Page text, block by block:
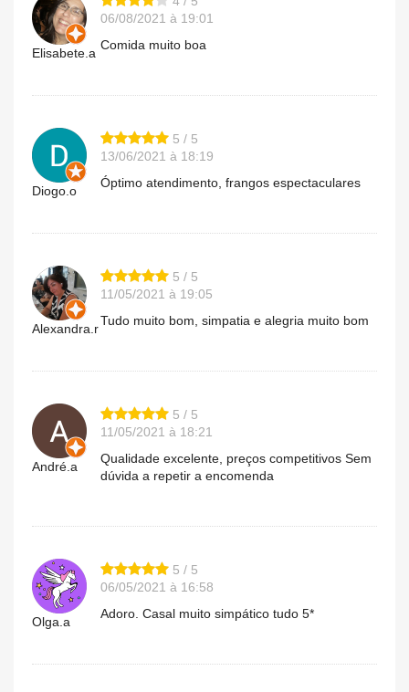
Elisabete.a
06/08/2021 à 19:01
Comida muito boa
Diogo.o
5 / 5
13/06/2021 à 18:19
Óptimo atendimento, frangos espectaculares
Alexandra.r
5 / 5
11/05/2021 à 19:05
Tudo muito bom, simpatia e alegria muito bom
André.a
5 / 5
11/05/2021 à 18:21
Qualidade excelente, preços competitivos Sem
dúvida a repetir a encomenda
Olga.a
5 / 5
06/05/2021 à 16:58
Adoro. Casal muito simpático tudo 5*